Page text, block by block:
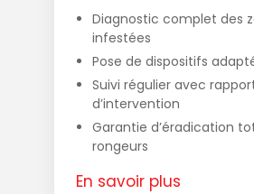
Diagnostic complet des
infestées
Pose de dispositifs
Suivi régulier avec
d’intervention
Garantie d’éradication
rongeurs
En savoir plus